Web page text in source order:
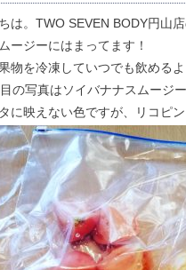
は。TWO SEVEN BODY円山店
ージーにはまってます！
物を冷凍していつでも飲める
の写真はソイバナナスムージ
に映えない色ですが、リコピ